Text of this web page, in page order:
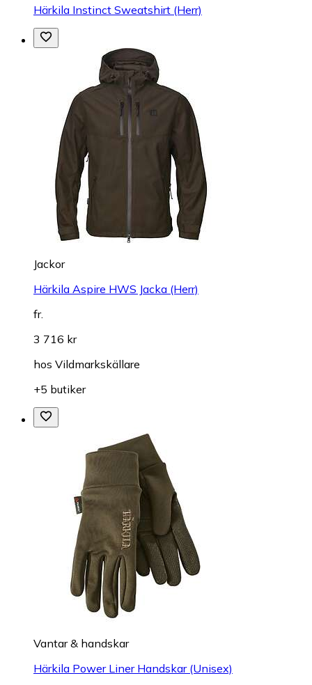
Härkila Instinct Sweatshirt (Herr)
Jackor
Härkila Aspire HWS Jacka (Herr)
fr.
3 716 kr
hos Vildmarkskällare
+5 butiker
Vantar & handskar
Härkila Power Liner Handskar (Unisex)